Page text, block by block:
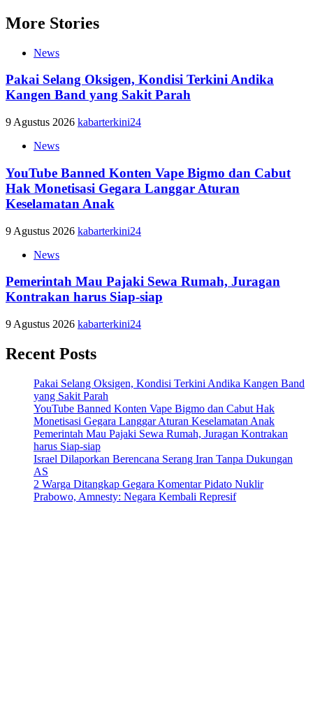
More Stories
News
Pakai Selang Oksigen, Kondisi Terkini Andika
Kangen Band yang Sakit Parah
9 Agustus 2026 kabarterkini24
News
YouTube Banned Konten Vape Bigmo dan Cabut
Hak Monetisasi Gegara Langgar Aturan
Keselamatan Anak
9 Agustus 2026 kabarterkini24
News
Pemerintah Mau Pajaki Sewa Rumah, Juragan
Kontrakan harus Siap-siap
9 Agustus 2026 kabarterkini24
Recent Posts
Pakai Selang Oksigen, Kondisi Terkini Andika Kangen Band
yang Sakit Parah
YouTube Banned Konten Vape Bigmo dan Cabut Hak
Monetisasi Gegara Langgar Aturan Keselamatan Anak
Pemerintah Mau Pajaki Sewa Rumah, Juragan Kontrakan
harus Siap-siap
Israel Dilaporkan Berencana Serang Iran Tanpa Dukungan
AS
2 Warga Ditangkap Gegara Komentar Pidato Nuklir
Prabowo, Amnesty: Negara Kembali Represif